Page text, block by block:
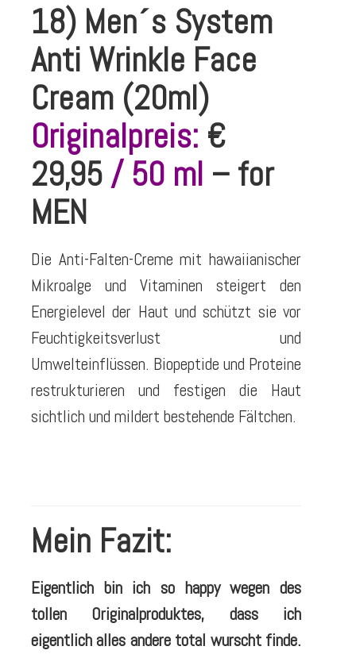
18) Men´s System
Anti Wrinkle Face
Cream (20ml)
Originalpreis: €
29,95 / 50 ml – for
MEN
Die Anti-Falten-Creme mit hawaiianischer
Mikroalge und Vitaminen steigert den
Energielevel der Haut und schützt sie vor
Feuchtigkeitsverlust und
Umwelteinflüssen. Biopeptide und Proteine
restrukturieren und festigen die Haut
sichtlich und mildert bestehende Fältchen.
Mein Fazit:
Eigentlich bin ich so happy wegen des
tollen Originalproduktes, dass ich
eigentlich alles andere total wurscht finde.